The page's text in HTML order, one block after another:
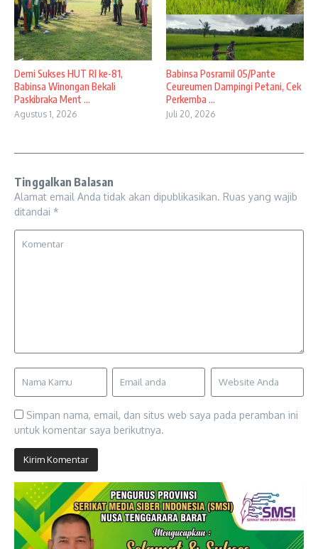
Demi Sukses HUT RI ke-81,
Babinsa Winongan Bekali
Paskibraka Ment ...
Agustus 1, 2026
Babinsa Posramil 05/Pante
Ceureumen Dampingi Petani, Cek
Perkemba ...
Juli 20, 2026
Tinggalkan Balasan
Alamat email Anda tidak akan dipublikasikan. Ruas yang wajib
ditandai *
Simpan nama, email, dan situs web saya pada peramban ini
untuk komentar saya berikutnya.